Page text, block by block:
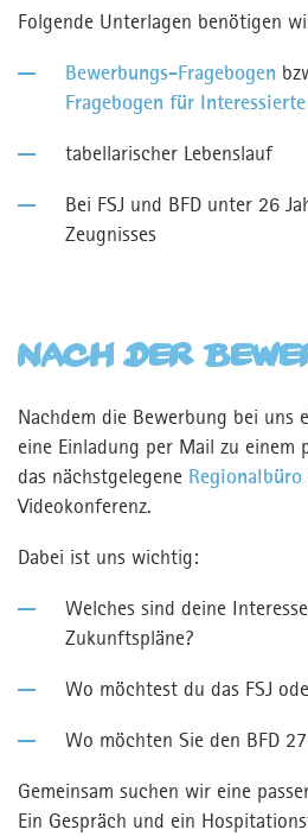
MPortal
Interner Bereich
Folgende Unterlagen benötigen
Bewerbungs-Fragebogen
Fragebogen für
tabellarischer Lebenslauf
Bei FSJ und BFD unter 26
Zeugnisses
Nach der
Nachdem die Bewerbung bei uns
eine Einladung per Mail zu einem
das nächstgelegene Regionalbüro
Videokonferenz.
Dabei ist uns wichtig:
Welches sind deine
Zukunftspläne?
Wo möchtest du das FSJ
Wo möchten Sie den BFD
Gemeinsam suchen wir eine
Ein Gespräch und ein